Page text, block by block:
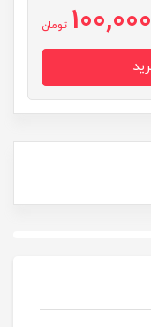
100,000 تومان